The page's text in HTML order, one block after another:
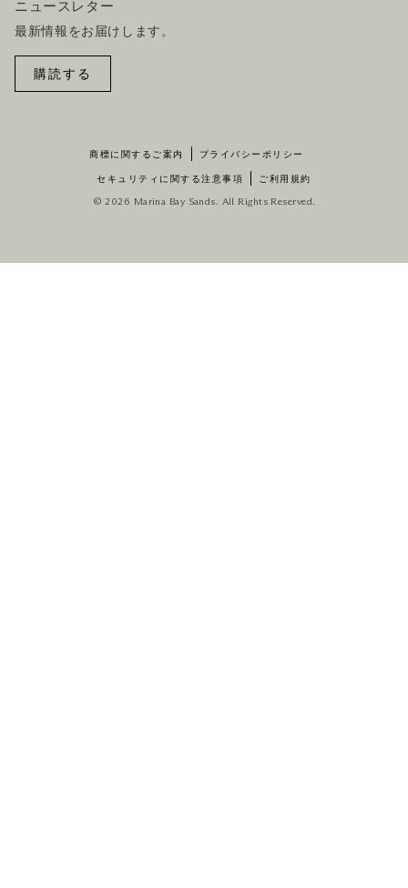
ニュースレター
最新情報をお届けします。
購読する
商標に関するご案内 プライバシーポリシー
セキュリティに関する注意事項 ご利用規約
© 2026 Marina Bay Sands. All Rights Reserved.